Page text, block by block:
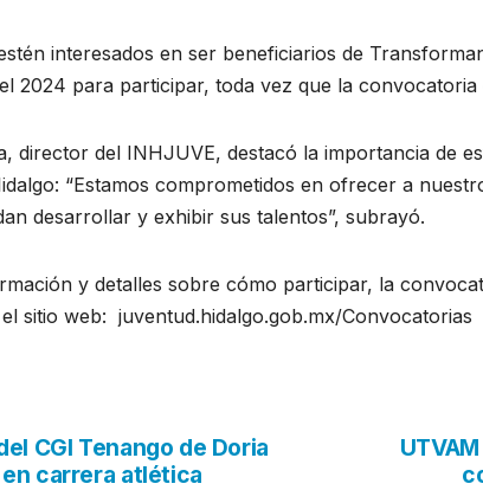
interesados en ser beneficiarios de
2024 para participar, toda vez que la
director del INHJUVE, destacó la importancia de
“Estamos comprometidos en ofrecer a
desarrollar y exhibir sus talentos”, subrayó.
y detalles sobre cómo participar, la
sitio web: juventud.hidalgo.gob.mx/Convocatorias
CGI Tenango de Doria
carrera atlética